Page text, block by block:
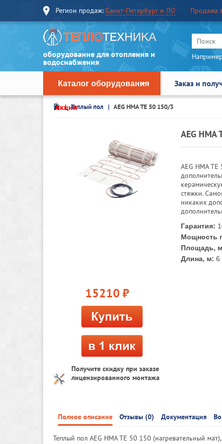
Регион продаж: Санкт-Петербург и ЛО Продажа
оборудование для отопления и
водоснабжения
Каталог оборудования Заказ и
АкцииТеплый пол AEG HMA TE 50 150/3
15210 руб.
Получите скидку при заказе
лицензированного монтажа
AEG HMA
AEG HMA
стяжки.
никаких
Гарантия:
Мощность
Площадь,
Длина, м: 6
Полное описание Отзывы (0) Документация
Теплый пол AEG HMA TE 50 150 (нагревательный